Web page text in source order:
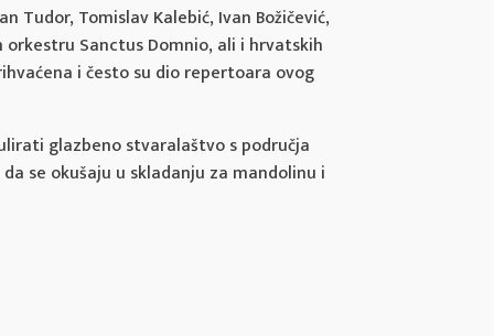
Tudor, Tomislav Kalebić, Ivan Božičević,
Sanctus Domnio, ali i hrvatskih
i često su dio repertoara ovog
glazbeno stvaralaštvo s područja
se okušaju u skladanju za mandolinu i